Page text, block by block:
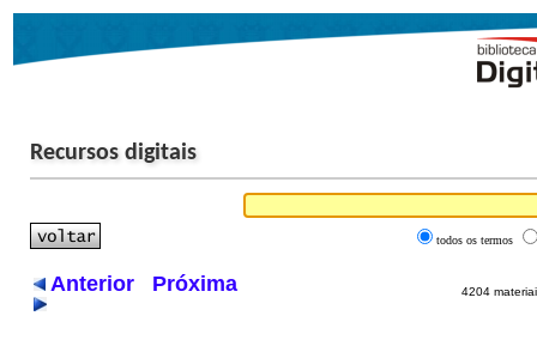
Recursos digitais
todos os termos
Anterior Próxima 4204